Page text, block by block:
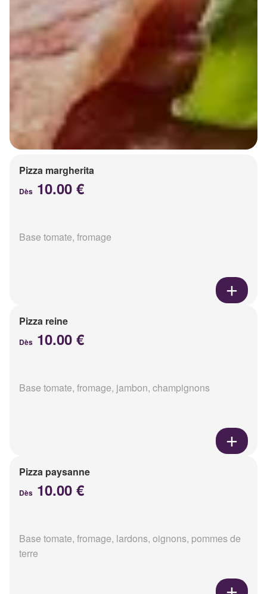
Pizza margherita
Dès 10.00 €
Base tomate, fromage
Pizza reine
Dès 10.00 €
Base tomate, fromage, jambon, champignons
Pizza paysanne
Dès 10.00 €
Base tomate, fromage, lardons, oignons, pommes de
terre